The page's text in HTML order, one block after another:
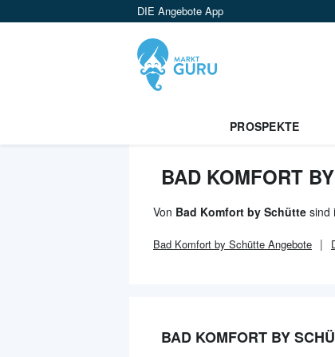
DIE Angebote App
PROSPEKTE
BAD KOMFORT
Von Bad Komfort by Schütte sind
Bad Komfort by Schütte Angebote
BAD KOMFORT BY